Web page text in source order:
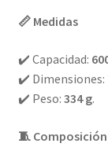
📏 Medidas
✔️ Capacidad:
✔️ Dimensiones:
✔️ Peso: 334 g.
🧵 Composición